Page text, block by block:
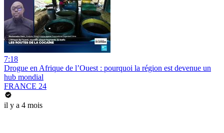
7:18
Drogue en Afrique de l’Ouest : pourquoi la région est devenue un
hub mondial
FRANCE 24
il y a 4 mois